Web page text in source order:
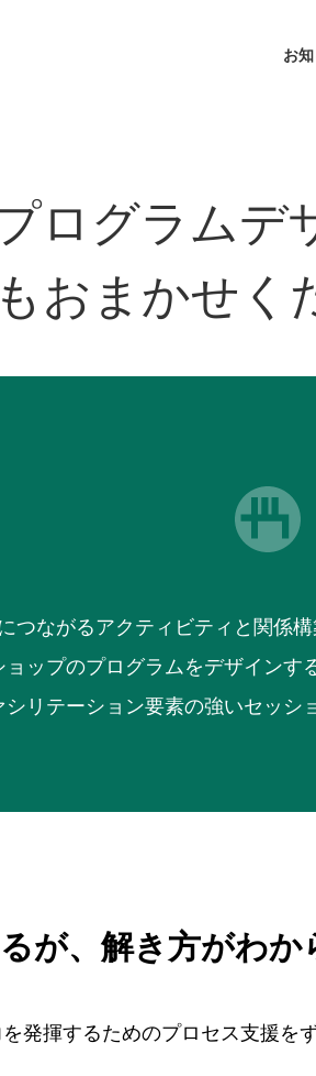
お
ログラムデ
おまかせく
つながるアクティビティと関係
ップのプログラムをデザイン
リテーション要素の強いセッシ
が、解き方がわか
発揮するためのプロセス支援を